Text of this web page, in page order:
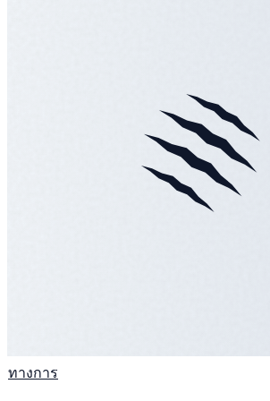
ทางการ